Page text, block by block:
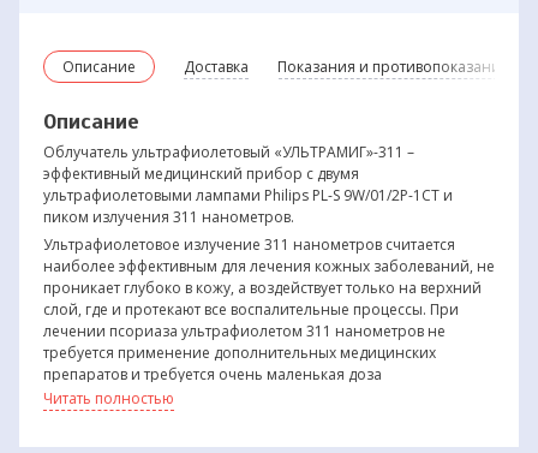
Описание Доставка Показания и противопоказания
Описание
Облучатель ультрафиолетовый «УЛЬТРАМИГ»-311 –
эффективный медицинский прибор с двумя
ультрафиолетовыми лампами Philips PL-S 9W/01/2P-1CT и
пиком излучения 311 нанометров.
Ультрафиолетовое излучение 311 нанометров считается
наиболее эффективным для лечения кожных заболеваний, не
проникает глубоко в кожу, а воздействует только на верхний
слой, где и протекают все воспалительные процессы. При
лечении псориаза ультрафиолетом 311 нанометров не
требуется применение дополнительных медицинских
препаратов и требуется очень маленькая доза
ультрафиолетового облучения. Это обеспечивает большую
безопасность данного метода лечения кожных заболеваний.
Читать полностью